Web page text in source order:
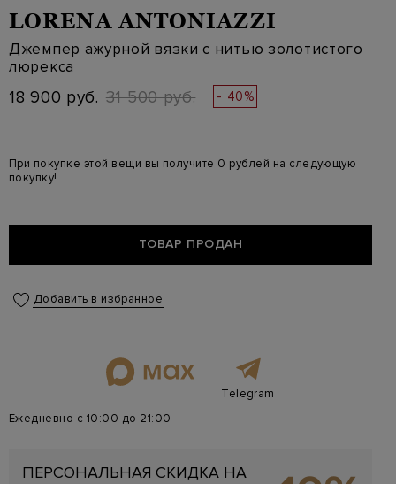
LORENA ANTONIAZZI
Джемпер ажурной вязки с нитью золотистого
люрекса
18 900 руб. 31 500 руб. - 40%
При покупке этой вещи вы получите 0 рублей на следующую
покупку!
ТОВАР ПРОДАН
Добавить в избранное
Telegram
Ежедневно с 10:00 до 21:00
ПЕРСОНАЛЬНАЯ СКИДКА НА